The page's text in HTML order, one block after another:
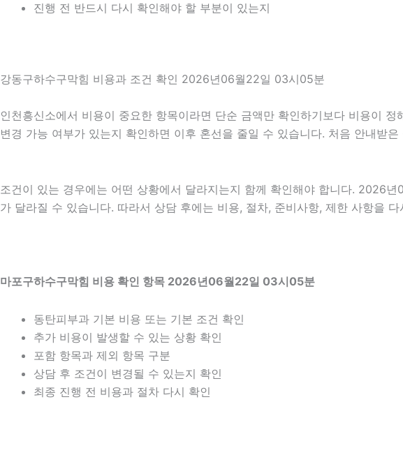
진행 전 반드시 다시 확인해야 할 부분이 있는지
강동구하수구막힘 비용과 조건 확인 2026년06월22일 03시05분
인천흥신소에서 비용이 중요한 항목이라면 단순 금액만 확인하기보다 비용이
변경 가능 여부가 있는지 확인하면 이후 혼선을 줄일 수 있습니다. 처음 안내받
조건이 있는 경우에는 어떤 상황에서 달라지는지 함께 확인해야 합니다. 2026
가 달라질 수 있습니다. 따라서 상담 후에는 비용, 절차, 준비사항, 제한 사항을
마포구하수구막힘 비용 확인 항목 2026년06월22일 03시05분
동탄피부과 기본 비용 또는 기본 조건 확인
추가 비용이 발생할 수 있는 상황 확인
포함 항목과 제외 항목 구분
상담 후 조건이 변경될 수 있는지 확인
최종 진행 전 비용과 절차 다시 확인